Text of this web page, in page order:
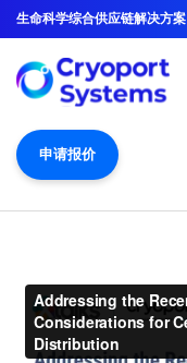
生命科学综合供应链解决方案
申请报价